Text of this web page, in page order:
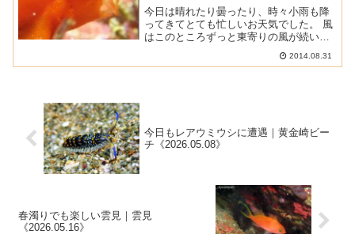
今日は晴れたり曇ったり、時々小雨も降
ってきてとても忙しいお天気でした。 風
はこのところずっと東寄りの風が続いて
いますので、西伊豆は穏やかな海が続い
ています。 浮遊物が減って透明度も良く
2014.08.31
今日もレアウミウシに遭遇｜黄金崎ビー
チ《2026.05.08》
春濁りでも楽しい雲見｜雲見
《2026.05.16》